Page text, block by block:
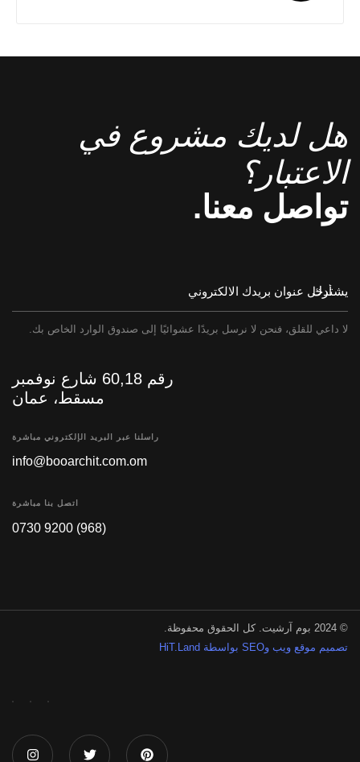
هل لديك مشروع في
الاعتبار؟
تواصل معنا.
يشترك
لا داعي للقلق، فنحن لا نرسل بريدًا عشوائيًا إلى صندوق الوارد الخاص بك.
رقم 60,18 شارع نوفمبر
مسقط، عمان
راسلنا عبر البريد الإلكتروني مباشرة
info@booarchit.com.om
اتصل بنا مباشرة
(968) 9200 0730
© 2024 بوم آرشيت. كل الحقوق محفوظة.
تصميم موقع ويب وSEO بواسطة HiT.Land